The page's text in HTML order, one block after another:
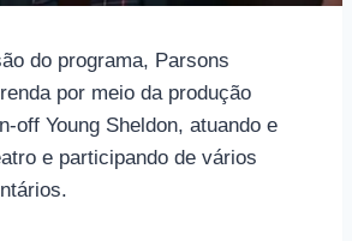
do programa, Parsons
por meio da produção
off Young Sheldon, atuando e
e participando de vários